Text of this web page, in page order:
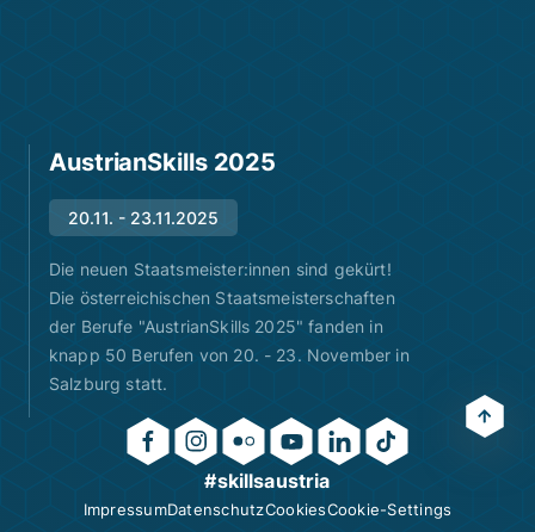
AustrianSkills 2025
20.11. - 23.11.2025
Die neuen Staatsmeister:innen sind gekürt!
Die österreichischen Staatsmeisterschaften
der Berufe "AustrianSkills 2025" fanden in
knapp 50 Berufen von 20. - 23. November in
Salzburg statt.
#skillsaustria
ImpressumDatenschutzCookiesCookie-Settings